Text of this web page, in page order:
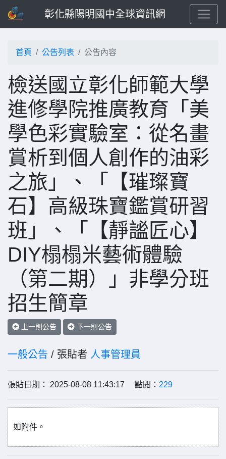
彰化縣陽明國中全球資訊網
首頁 公告列表 公告內容
檢送國立彰化師範大學
進修學院推廣教育「美
學色彩實驗室：從名畫
賞析到個人創作的油彩
之旅」、「【璀璨寶
石】高級珠寶鑑賞研習
班」、「【靜謐匠心】
DIY榻榻米藝術體驗
（第二期）」非學分班
招生簡章
上一則公告 下一則公告
一般公告 / 張貼者 人事管理員
張貼日期： 2025-08-08 11:43:17 點閱： 229
如附件。